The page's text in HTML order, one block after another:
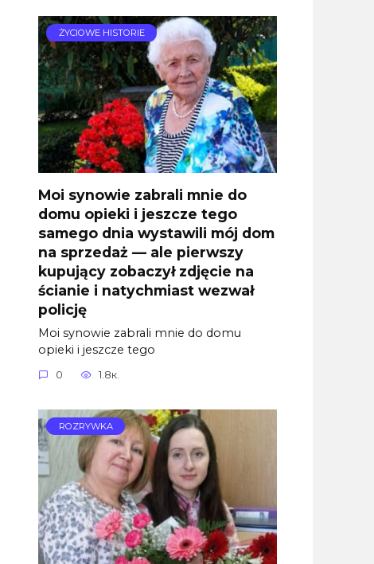
ŻYCIOWE HISTORIE
Moi synowie zabrali mnie do
domu opieki i jeszcze tego
samego dnia wystawili mój dom
na sprzedaż — ale pierwszy
kupujący zobaczył zdjęcie na
ścianie i natychmiast wezwał
policję
Moi synowie zabrali mnie do domu
opieki i jeszcze tego
0 1.8к.
ROZRYWKA